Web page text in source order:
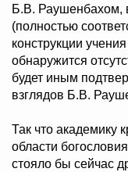
Б.В. Раушенбахом,
(полностью
конструкции
обнаружится
будет иным
взглядов Б.В.
Так что академику
области
стояло бы сейчас